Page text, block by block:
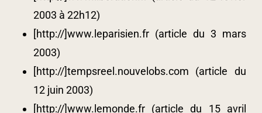
2003 à 22h12)
[http://]www.leparisien.fr (article du 3 mars
2003)
[http://]tempsreel.nouvelobs.com (article du
12 juin 2003)
[http://]www.lemonde.fr (article du 15 avril